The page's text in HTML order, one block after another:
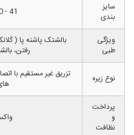
سایز
بندی
41 - 40 - 39 - 38 - 37 - 36
ویژگی
طبی
بالشتک پاشنه پا (
رفتن،
نوع زیره
تزریق غیر مستقیم با
پرداخت
و
نظافت